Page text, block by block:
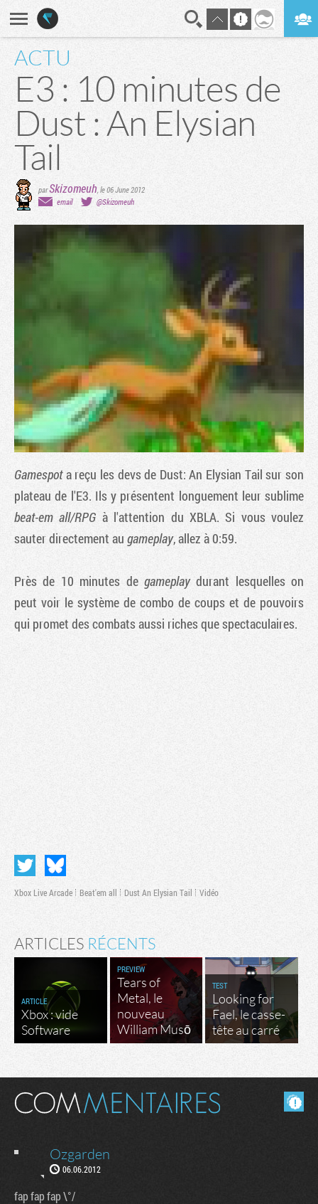
ACTU
E3 : 10 minutes de
Dust : An Elysian
Tail
parSkizomeuh le 06 June 2012
email
@Skizomeuh
Gamespota reçu les devs de Dust: An Elysian Tail sur son
plateau de l'E3. Ils y présentent longuement leur sublime
beat-em all/RPG à l'attention du XBLA. Si vous voulez
sauter directement au gameplay, allez à 0:59.
Près de 10 minutes de gameplaydurant lesquelles on
peut voir le système de combo de coups et de pouvoirs
qui promet des combats aussi riches que spectaculaires.
Xbox Live Arcade Beat'em all Dust An Elysian Tail Vidéo
ARTICLES RÉCENTS
ARTICLE
Xbox : vide
Software
PREVIEW
Tears of
Metal, le
nouveau
William Musō
TEST
Looking for
Fael, le casse-
tête au carré
Masquer les commentaires lus.
Ozgarden
06.06.2012
fap fap fap \°/
Tribune